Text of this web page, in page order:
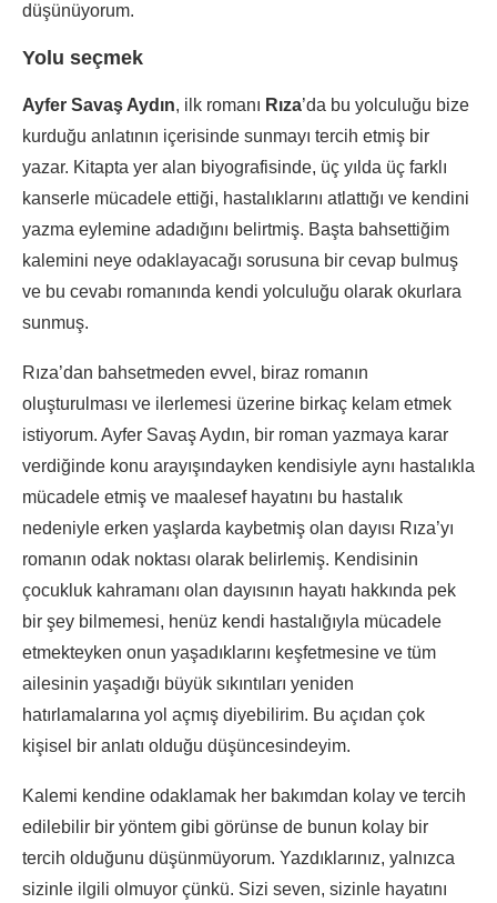
düşünüyorum.
Yolu seçmek
Ayfer Savaş Aydın, ilk romanı Rıza’da bu yolculuğu bize
kurduğu anlatının içerisinde sunmayı tercih etmiş bir
yazar. Kitapta yer alan biyografisinde, üç yılda üç farklı
kanserle mücadele ettiği, hastalıklarını atlattığı ve kendini
yazma eylemine adadığını belirtmiş. Başta bahsettiğim
kalemini neye odaklayacağı sorusuna bir cevap bulmuş
ve bu cevabı romanında kendi yolculuğu olarak okurlara
sunmuş.
Rıza’dan bahsetmeden evvel, biraz romanın
oluşturulması ve ilerlemesi üzerine birkaç kelam etmek
istiyorum. Ayfer Savaş Aydın, bir roman yazmaya karar
verdiğinde konu arayışındayken kendisiyle aynı hastalıkla
mücadele etmiş ve maalesef hayatını bu hastalık
nedeniyle erken yaşlarda kaybetmiş olan dayısı Rıza’yı
romanın odak noktası olarak belirlemiş. Kendisinin
çocukluk kahramanı olan dayısının hayatı hakkında pek
bir şey bilmemesi, henüz kendi hastalığıyla mücadele
etmekteyken onun yaşadıklarını keşfetmesine ve tüm
ailesinin yaşadığı büyük sıkıntıları yeniden
hatırlamalarına yol açmış diyebilirim. Bu açıdan çok
kişisel bir anlatı olduğu düşüncesindeyim.
Kalemi kendine odaklamak her bakımdan kolay ve tercih
edilebilir bir yöntem gibi görünse de bunun kolay bir
tercih olduğunu düşünmüyorum. Yazdıklarınız, yalnızca
sizinle ilgili olmuyor çünkü. Sizi seven, sizinle hayatını